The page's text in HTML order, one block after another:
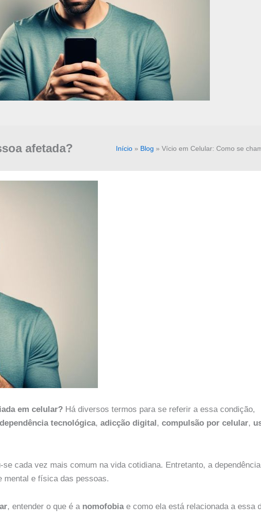
afetada? Início » Blog »Vício em Celular: Como se
em celular? Há diversos termos para se referir a essa condição,
tecnológica, adicção digital, compulsão por celular,
cada vez mais comum na vida cotidiana. Entretanto, a
mental e física das pessoas.
, entender o que é a nomofobiae como ela está relacionada a essa